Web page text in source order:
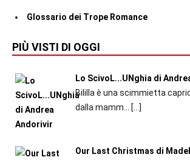
Glossario dei Trope Romance
PIÙ VISTI DI OGGI
Lo ScivoL...UNghia di
Bililla è una scimmietta
dalla mamm...
[…]
Our Last Christmas di